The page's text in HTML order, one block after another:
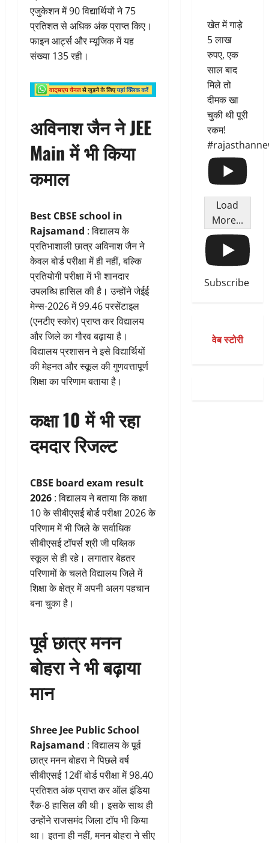
एजुकेशन में 90 विद्यार्थियों ने 75
प्रतिशत से अधिक अंक प्राप्त किए।
फाइन आर्ट्स और म्यूजिक में यह
संख्या 135 रही।
अविनाश जैन ने JEE
Main में भी किया
कमाल
Best CBSE school in
Rajsamand : विद्यालय के
प्रतिभाशाली छात्र अविनाश जैन ने
केवल बोर्ड परीक्षा में ही नहीं, बल्कि
प्रतियोगी परीक्षा में भी शानदार
उपलब्धि हासिल की है। उन्होंने जेईई
मेन्स-2026 में 99.46 परसेंटाइल
(एनटीए स्कोर) प्राप्त कर विद्यालय
और जिले का गौरव बढ़ाया है।
विद्यालय प्रशासन ने इसे विद्यार्थियों
की मेहनत और स्कूल की गुणवत्तापूर्ण
शिक्षा का परिणाम बताया है।
कक्षा 10 में भी रहा
दमदार रिजल्ट
CBSE board exam result
2026 : विद्यालय ने बताया कि कक्षा
10 के सीबीएसई बोर्ड परीक्षा 2026 के
परिणाम में भी जिले के सर्वाधिक
सीबीएसई टॉपर्स श्री जी पब्लिक
स्कूल से ही रहे। लगातार बेहतर
परिणामों के चलते विद्यालय जिले में
शिक्षा के क्षेत्र में अपनी अलग पहचान
बना चुका है।
पूर्व छात्र मनन
बोहरा ने भी बढ़ाया
मान
Shree Jee Public School
Rajsamand : विद्यालय के पूर्व
छात्र मनन बोहरा ने पिछले वर्ष
सीबीएसई 12वीं बोर्ड परीक्षा में 98.40
प्रतिशत अंक प्राप्त कर ऑल इंडिया
रैंक-8 हासिल की थी। इसके साथ ही
उन्होंने राजसमंद जिला टॉप भी किया
था। इतना ही नहीं, मनन बोहरा ने सीए
खेत में गाड़े
5 लाख
रुपए, एक
साल बाद
मिले तो
दीमक खा
चुकी थी पूरी
रकम!
Load
More...
Subscribe
वेब स्टोरी